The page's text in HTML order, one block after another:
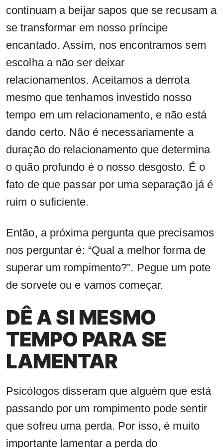
continuam a beijar sapos que se recusam a
se transformar em nosso príncipe
encantado. Assim, nos encontramos sem
escolha a não ser deixar
relacionamentos. Aceitamos a derrota
mesmo que tenhamos investido nosso
tempo em um relacionamento, e não está
dando certo. Não é necessariamente a
duração do relacionamento que determina
o quão profundo é o nosso desgosto. É o
fato de que passar por uma separação já é
ruim o suficiente.
Então, a próxima pergunta que precisamos
nos perguntar é: “Qual a melhor forma de
superar um rompimento?”. Pegue um pote
de sorvete ou e vamos começar.
DÊ A SI MESMO
TEMPO PARA SE
LAMENTAR
Psicólogos disseram que alguém que está
passando por um rompimento pode sentir
que sofreu uma perda. Por isso, é muito
importante lamentar a perda do